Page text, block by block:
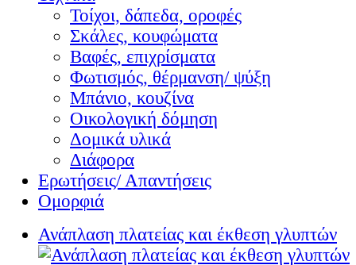
Τοίχοι, δάπεδα, οροφές
Σκάλες, κουφώματα
Βαφές, επιχρίσματα
Φωτισμός, θέρμανση/ ψύξη
Μπάνιο, κουζίνα
Οικολογική δόμηση
Δομικά υλικά
Διάφορα
Ερωτήσεις/ Απαντήσεις
Ομορφιά
Ανάπλαση πλατείας και έκθεση γλυπτών